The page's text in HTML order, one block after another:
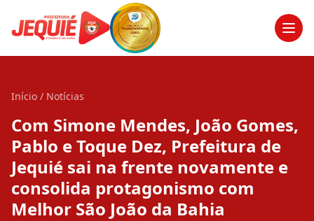
Início / Notícias
Com Simone Mendes, João Gomes,
Pablo e Toque Dez, Prefeitura de
Jequié sai na frente novamente e
consolida protagonismo com
Melhor São João da Bahia